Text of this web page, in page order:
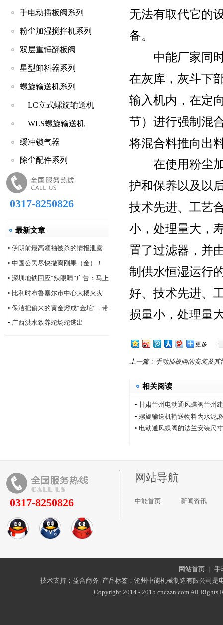
手电动插板阀系列
粉尘加湿搅拌机系列
双层重锤翻板阀
星型卸料器系列
螺旋输送机系列
LC立式螺旋输送机
WLS螺旋输送机
缓冲锁气器
除尘配件系列
0317-8250826
最新文章
• 伊朗前最高领袖被杀的情报泄露
问题，“很可能仍然存在”
• 中国公民尽快撤离刚果（金）！
• 深圳地铁回应“辣眼睛”广告：马上
改！
• 比利时布鲁塞尔市中心大楼火灾
造成6人死亡
• 保洁把偷来的黄金熔成“金坨”，带
着家人连夜逃跑
• 广西洪水致养蛇场蛇逃出
无法有取代它的
备。
中能厂家同时
在灰库，灰斗下
输入机内，在定
节）进行强制混
将混合料推向出
在使用粉尘加
护和保养以及以
技术先进、工艺
小，处理量大，
置了过滤器，并
制供水恒湿运行
好、技术先进、
损量小，处理量
更多
上一篇： 手动插板阀的安装及其
相关阅读
• 甘肃兰州电动通风蝶阀兰州
厂家中能电动通风蝶阀厂
• 螺旋输送机输送物料为水泥,
• 电动通风蝶阀的法兰安装尺寸
0317-8250826
网站导航
中能首页 新闻资讯
网站首页 | 手
技术支持：益合商务- 产品标签：沧州中能机械制造有限公司是
Copyright 2014 - 2015 cnczzn.com All Rights